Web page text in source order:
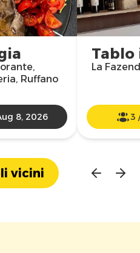
Ruffano
8, 2026
Tablo
La
3
vicini